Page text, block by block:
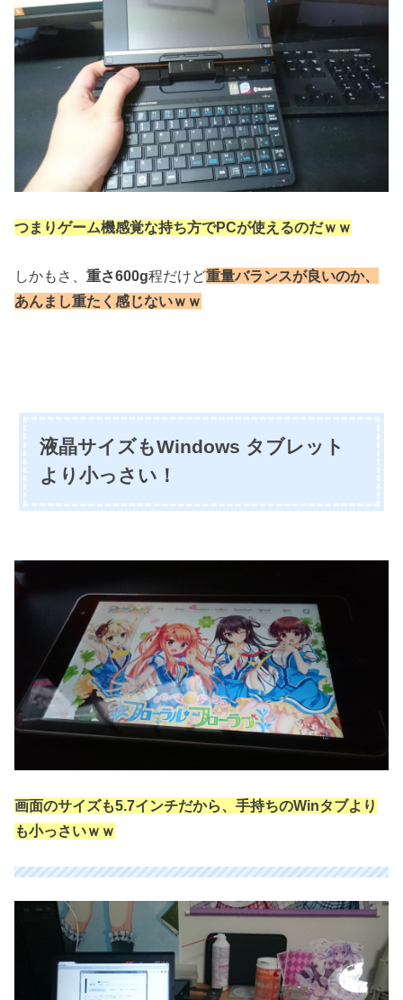
つまりゲーム機感覚な持ち方でPCが使えるのだｗｗ
しかもさ、重さ600g程だけど重量バランスが良いのか、
あんまし重たく感じないｗｗ
液晶サイズもWindows タブレット
より小っさい！
画面のサイズも5.7インチだから、手持ちのWinタブより
も小っさいｗｗ